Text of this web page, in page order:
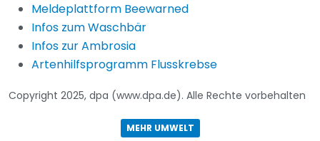
Meldeplattform Beewarned
Infos zum Waschbär
Infos zur Ambrosia
Artenhilfsprogramm Flusskrebse
Copyright 2025, dpa (www.dpa.de). Alle Rechte vorbehalten
MEHR UMWELT